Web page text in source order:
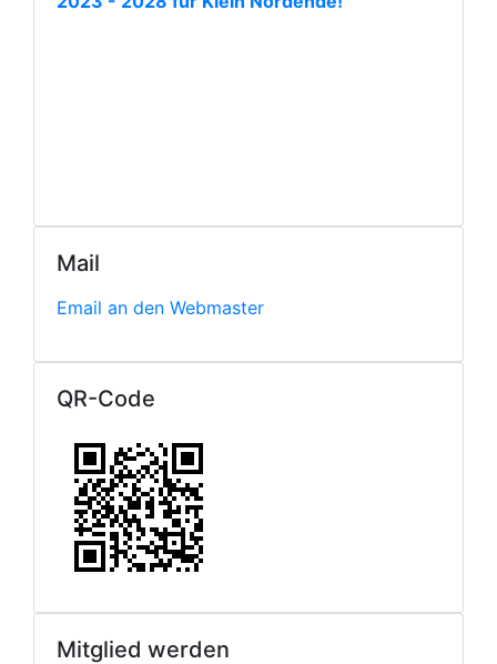
Mail
Email an den Webmaster
QR-Code
Mitglied werden